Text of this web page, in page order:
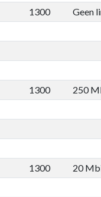
1300 Geen
1300 250
1300 20